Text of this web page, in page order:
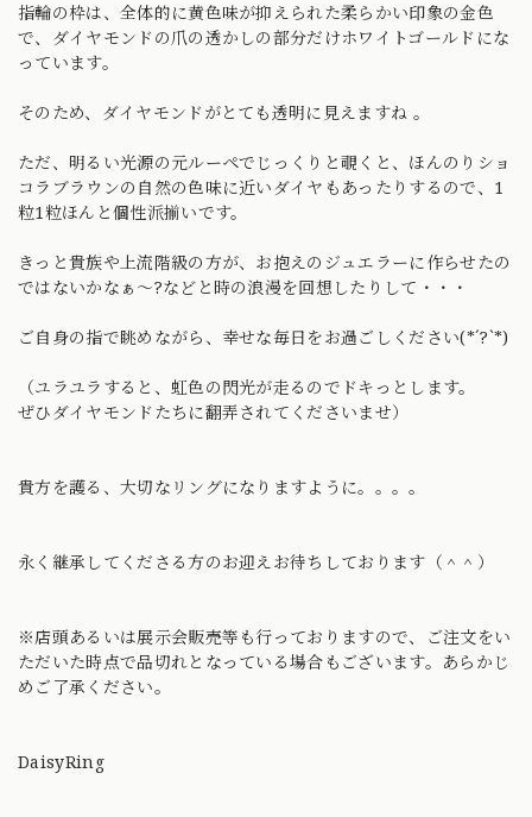
指輪の枠は、全体的に黄色味が抑えられた柔らかい印象の金色
で、ダイヤモンドの爪の透かしの部分だけホワイトゴールドにな
っています。
そのため、ダイヤモンドがとても透明に見えますね 。
ただ、明るい光源の元ルーペでじっくりと覗くと、ほんのりショ
コラブラウンの自然の色味に近いダイヤもあったりするので、1
粒1粒ほんと個性派揃いです。
きっと貴族や上流階級の方が、お抱えのジュエラーに作らせたの
ではないかなぁ〜?などと時の浪漫を回想したりして・・・
ご自身の指で眺めながら、幸せな毎日をお過ごしください(*´?`*)
（ユラユラすると、虹色の閃光が走るのでドキっとします。
ぜひダイヤモンドたちに翻弄されてくださいませ）
貴方を護る、大切なリングになりますように。。。。
永く継承してくださる方のお迎えお待ちしております（＾＾）
※店頭あるいは展示会販売等も行っておりますので、ご注文をい
ただいた時点で品切れとなっている場合もございます。あらかじ
めご了承ください。
DaisyRing